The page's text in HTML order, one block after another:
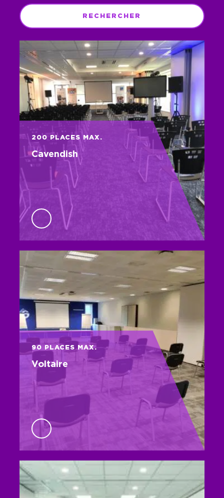
RECHERCHER
200 PLACES MAX.
Cavendish
90 PLACES MAX.
Voltaire